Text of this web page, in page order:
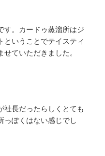
す。カードゥ蒸溜所はジ
ということでテイスティ
ていただきました。
社長だったらしくとても
っぽくはない感じでし